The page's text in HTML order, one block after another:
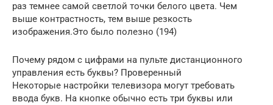
раз темнее самой светлой точки белого цвета. Чем
выше контрастность, тем выше резкость
изображения.Это было полезно (194)
Почему рядом с цифрами на пульте дистанционного
управления есть буквы? Проверенный
Некоторые настройки телевизора могут требовать
ввода букв. На кнопке обычно есть три буквы или